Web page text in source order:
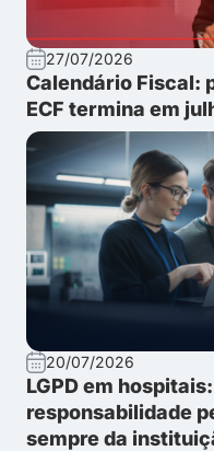
27/07/2026
Calendário Fiscal:
ECF termina em
20/07/2026
LGPD em
responsabilidade
sempre da